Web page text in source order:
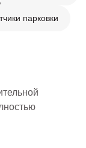
парковки